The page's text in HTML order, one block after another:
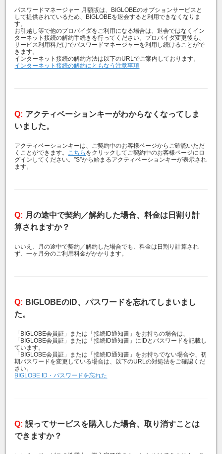
パスワードマネージャー 月額版は、BIGLOBEのオプションサービスと
して提供されているため、BIGLOBEを退会すると利用できなくなりま
す。
お引越し等で他のプロバイダをご利用になる場合は、退会ではなくイン
ターネット接続の解約手続きを行ってください。プロバイダ変更後も、
サービス利用料だけでパスワードマネージャーを利用し続けることがで
きます。
インターネット接続の解約方法は以下のURLでご案内しております。
インターネット接続の解約にともなう注意事項
アクティベーションキーがわからなくなってしま
いました。
アクティベーションキーは、ご契約中のお客様ページからご確認いただ
くことができます。 こちら をクリックしてご契約中のお客様ページにロ
グインしてください。”S”から始まるアクティベーションキーが表示され
ます。
月の途中で契約／解約した場合、料金は日割り計
算されますか？
いいえ、月の途中で契約／解約した場合でも、料金は日割り計算され
ず、一ヶ月分のご利用料金がかかります。
BIGLOBEのID、パスワードを忘れてしまいまし
た。
「BIGLOBE会員証」または「接続ID通知書」をお持ちの場合は、
「BIGLOBE会員証」または「接続ID通知書」にIDとパスワードを記載し
ています。
「BIGLOBE会員証」または「接続ID通知書」をお持ちでない場合や、初
期パスワードを変更している場合は、以下のURLの対処法をご確認くだ
さい。
BIGLOBE ID・パスワードを忘れた
誤ってサービスを購入した場合、取り消すことは
できますか？